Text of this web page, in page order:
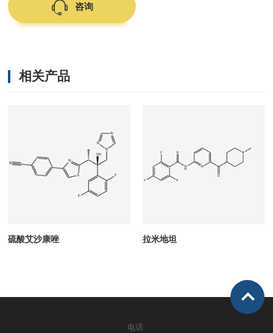
咨询
相关产品
硫酸艾沙康唑 拉米地坦
电话: